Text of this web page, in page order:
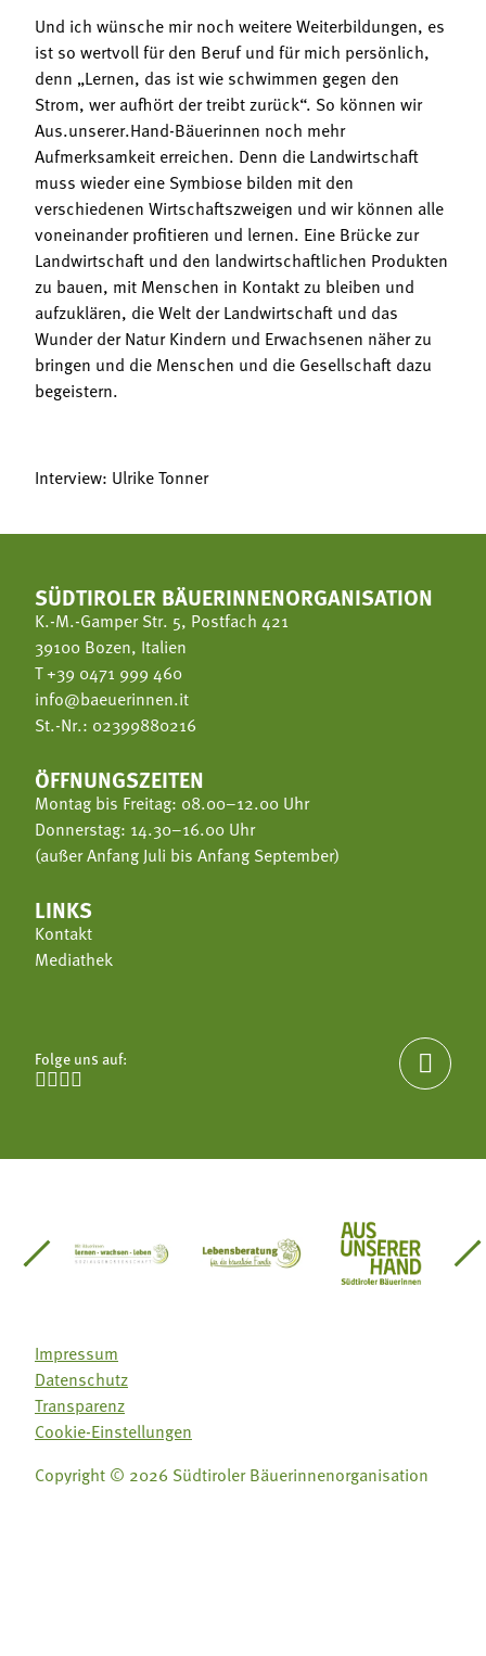
Und ich wünsche mir noch weitere Weiterbildungen, es
ist so wertvoll für den Beruf und für mich persönlich,
denn „Lernen, das ist wie schwimmen gegen den
Strom, wer aufhört der treibt zurück“. So können wir
Aus.unserer.Hand-Bäuerinnen noch mehr
Aufmerksamkeit erreichen. Denn die Landwirtschaft
muss wieder eine Symbiose bilden mit den
verschiedenen Wirtschaftszweigen und wir können alle
voneinander profitieren und lernen. Eine Brücke zur
Landwirtschaft und den landwirtschaftlichen Produkten
zu bauen, mit Menschen in Kontakt zu bleiben und
aufzuklären, die Welt der Landwirtschaft und das
Wunder der Natur Kindern und Erwachsenen näher zu
bringen und die Menschen und die Gesellschaft dazu
begeistern.
Interview: Ulrike Tonner
SÜDTIROLER BÄUERINNENORGANISATION
K.-M.-Gamper Str. 5, Postfach 421
39100 Bozen, Italien
T+39 0471 999 460
info@baeuerinnen.it
St.-Nr.: 02399880216
ÖFFNUNGSZEITEN
Montag bis Freitag: 08.00–12.00 Uhr
Donnerstag: 14.30–16.00 Uhr
(außer Anfang Juli bis Anfang September)
LINKS
Kontakt
Mediathek
Folge uns auf:
   

Südtirol
Gärtnervereinigung
Sozialgenossenschaft Mit Bäuerinnen lernen -
Lebensberatung für dieAus unserer
Impressum
Datenschutz
Transparenz
Cookie-Einstellungen
Copyright © 2026 Südtiroler Bäuerinnenorganisation